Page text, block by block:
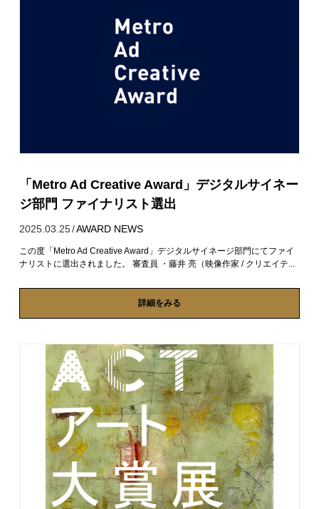
「Metro Ad Creative Award」デジタルサイネー
ジ部門 ファイナリスト選出
2025.03.25/AWARD NEWS
この度「Metro Ad Creative Award」デジタルサイネージ部門にてファイ
ナリストに選出されました。 審査員 ・藤井 亮（映像作家 / クリエイテ...
詳細をみる